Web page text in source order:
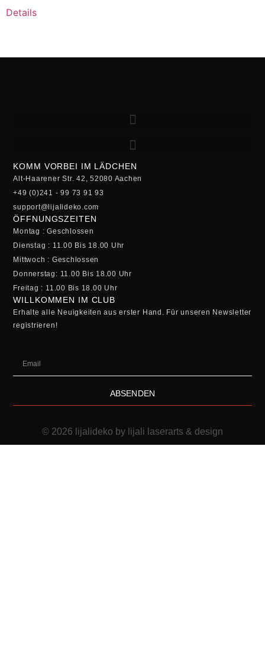
Details
KOMM VORBEI IM LÄDCHEN
Alt-Haarener Str. 42, 52080 Aachen
+49 (0)241 - 99 73 91 93
support@lijalideko.com
ÖFFNUNGSZEITEN
Montag : Geschlossen
Dienstag : 11.00 Bis 18.00 Uhr
Mittwoch : Geschlossen
Donnerstag: 11.00 Bis 18.00 Uhr
Freitag : 11.00 Bis 18.00 Uhr
WILLKOMMEN IM CLUB
Erhalte alle Neuigkeiten aus erster Hand. Für unseren Newsletter
registrieren!
ABSENDEN
© 2026 lijalideko by lijali laserarts & design